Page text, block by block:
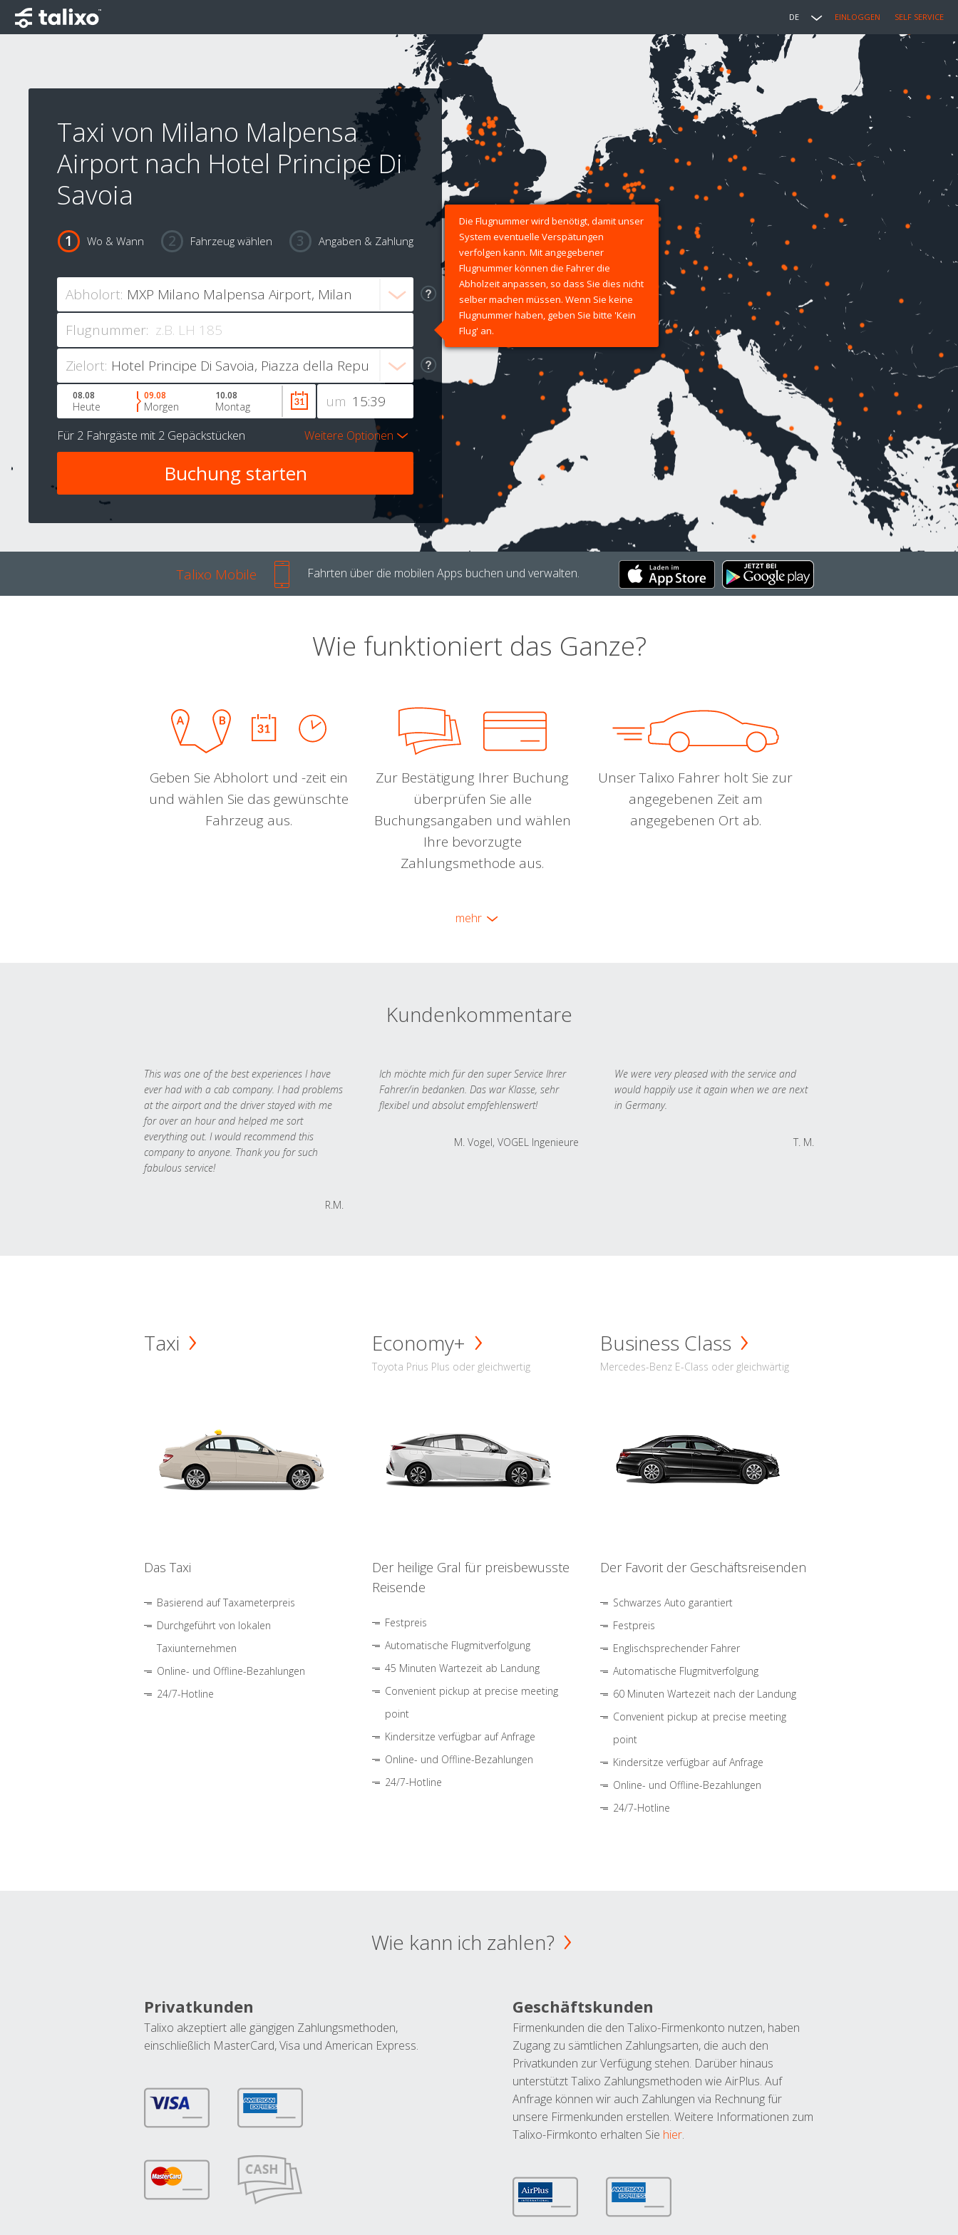
DE EINLOGGEN SELF SERVICE
Taxi von Milano Malpensa
Airport nach Hotel Principe Di
Savoia
Wo & Wann Fahrzeug wählen Angaben & Zahlung
Abholort:
Flugnummer:
Die Flugnummer wird benötigt, damit unser
System eventuelle Verspätungen
verfolgen kann. Mit angegebener
Flugnummer können die Fahrer die
Abholzeit anpassen, so dass Sie dies nicht
selber machen müssen. Wenn Sie keine
Flugnummer haben, geben Sie bitte 'Kein
Flug' an.
Zielort:
um
08.08
Heute
09.08
Morgen
10.08
Montag
Für 2 Fahrgäste mit 2 Gepäckstücken Weitere Optionen
Talixo Mobile Fahrten über die mobilen Apps buchen und verwalten.
Wie funktioniert das Ganze?
Geben Sie Abholort und -zeit ein
und wählen Sie das gewünschte
Fahrzeug aus.
Zur Bestätigung Ihrer Buchung
überprüfen Sie alle
Buchungsangaben und wählen
Ihre bevorzugte
Zahlungsmethode aus.
Unser Talixo Fahrer holt Sie zur
angegebenen Zeit am
angegebenen Ort ab.
mehr
Kundenkommentare
This was one of the best experiences I have
ever had with a cab company. I had problems
at the airport and the driver stayed with me
for over an hour and helped me sort
everything out. I would recommend this
company to anyone. Thank you for such
fabulous service!
R.M.
Ich möchte mich für den super Service Ihrer
Fahrer/in bedanken. Das war Klasse, sehr
flexibel und absolut empfehlenswert!
M. Vogel, VOGEL Ingenieure
We were very pleased with the service and
would happily use it again when we are next
in Germany.
T. M.
Taxi
Das Taxi
Basierend auf Taxameterpreis
Durchgeführt von lokalen
Taxiunternehmen
Online- und Offline-Bezahlungen
24/7-Hotline
Economy+
Toyota Prius Plus oder gleichwertig
Der heilige Gral für preisbewusste
Reisende
Festpreis
Automatische Flugmitverfolgung
45 Minuten Wartezeit ab Landung
Convenient pickup at precise meeting
point
Kindersitze verfügbar auf Anfrage
Online- und Offline-Bezahlungen
24/7-Hotline
Business Class
Mercedes-Benz E-Class oder gleichwärtig
Der Favorit der Geschäftsreisenden
Schwarzes Auto garantiert
Festpreis
Englischsprechender Fahrer
Automatische Flugmitverfolgung
60 Minuten Wartezeit nach der Landung
Convenient pickup at precise meeting
point
Kindersitze verfügbar auf Anfrage
Online- und Offline-Bezahlungen
24/7-Hotline
Wie kann ich zahlen?
Privatkunden
Talixo akzeptiert alle gängigen Zahlungsmethoden,
einschließlich MasterCard, Visa und American Express.
Geschäftskunden
Firmenkunden die den Talixo-Firmenkonto nutzen, haben
Zugang zu sämtlichen Zahlungsarten, die auch den
Privatkunden zur Verfügung stehen. Darüber hinaus
unterstützt Talixo Zahlungsmethoden wie AirPlus. Auf
Anfrage können wir auch Zahlungen via Rechnung für
unsere Firmenkunden erstellen. Weitere Informationen zum
Talixo-Firmkonto erhalten Sie hier.